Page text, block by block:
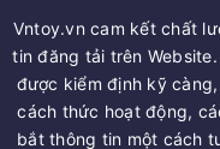
Vntoy.vn cam kết chất
tin đăng tải trên
được kiểm định kỹ
cách thức hoạt động,
bắt thông tin một cách